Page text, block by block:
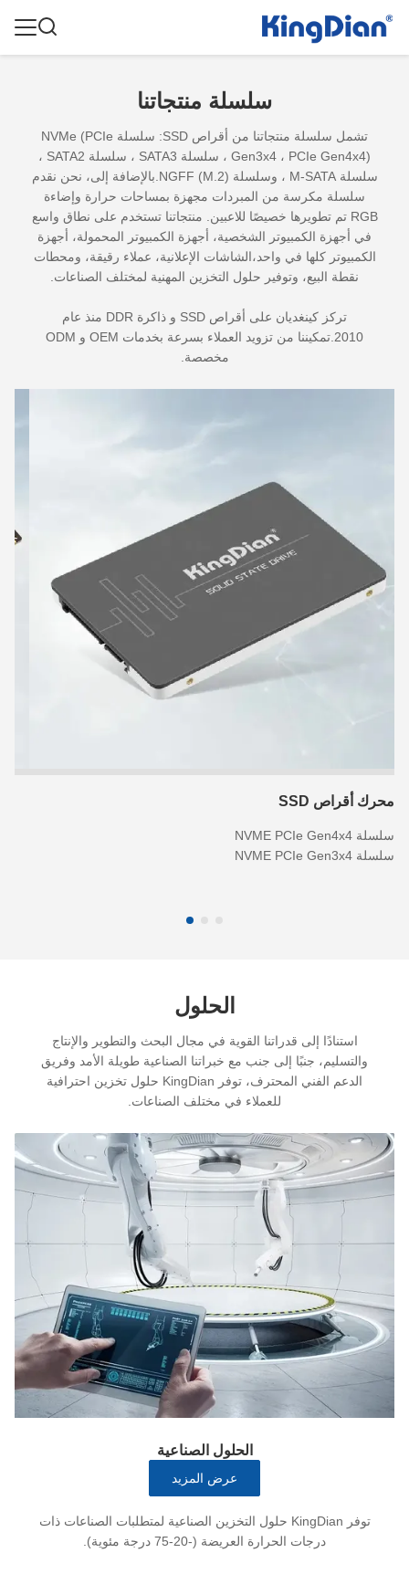
سلسلة منتجاتنا
تشمل سلسلة منتجاتنا من أقراص SSD: سلسلة NVMe (PCIe
Gen3x4 ، PCIe Gen4x4) ، سلسلة SATA3 ، سلسلة SATA2 ،
سلسلة M-SATA ، وسلسلة NGFF (M.2).بالإضافة إلى، نحن نقدم
سلسلة مكرسة من المبردات مجهزة بمساحات حرارة وإضاءة
RGB تم تطويرها خصيصًا للاعبين. منتجاتنا تستخدم على نطاق واسع
في أجهزة الكمبيوتر الشخصية، أجهزة الكمبيوتر المحمولة، أجهزة
الكمبيوتر كلها في واحد،الشاشات الإعلانية، عملاء رقيقة، ومحطات
نقطة البيع، وتوفير حلول التخزين المهنية لمختلف الصناعات.
تركز كينغديان على أقراص SSD و ذاكرة DDR منذ عام
2010.تمكيننا من تزويد العملاء بسرعة بخدمات OEM و ODM
مخصصة.
محرك أقراص SSD
سلسلة NVME PCIe Gen4x4
سلسلة NVME PCIe Gen3x4
الحلول
استنادًا إلى قدراتنا القوية في مجال البحث والتطوير والإنتاج
والتسليم، جنبًا إلى جنب مع خبراتنا الصناعية طويلة الأمد وفريق
الدعم الفني المحترف، توفر KingDian حلول تخزين احترافية
للعملاء في مختلف الصناعات.
الحلول الصناعية
عرض المزيد
توفر KingDian حلول التخزين الصناعية لمتطلبات الصناعات ذات
درجات الحرارة العريضة (-20-75 درجة مئوية).